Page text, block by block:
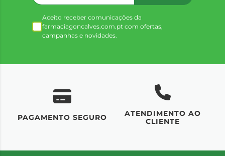
Aceito receber comunicações da
farmaciagoncalves.com.pt com ofertas,
campanhas e novidades.
PAGAMENTO SEGURO
ATENDIMENTO AO
CLIENTE